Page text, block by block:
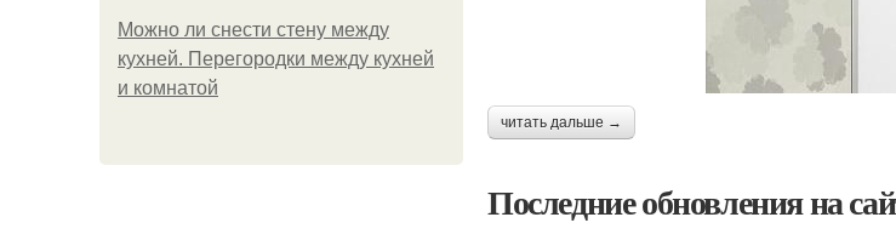
Можно ли снести стену между
кухней. Перегородки между кухней
и комнатой
читать дальше →
Последние обновления на